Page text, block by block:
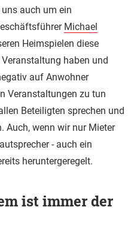
auch um ein
Michael
Heimspielen diese
haben und
auf Anwohner
Veranstaltungen zu tun
Beteiligten sprechen und
Auch, wenn wir nur Mieter
- auch ein
heruntergeregelt.
ist immer der